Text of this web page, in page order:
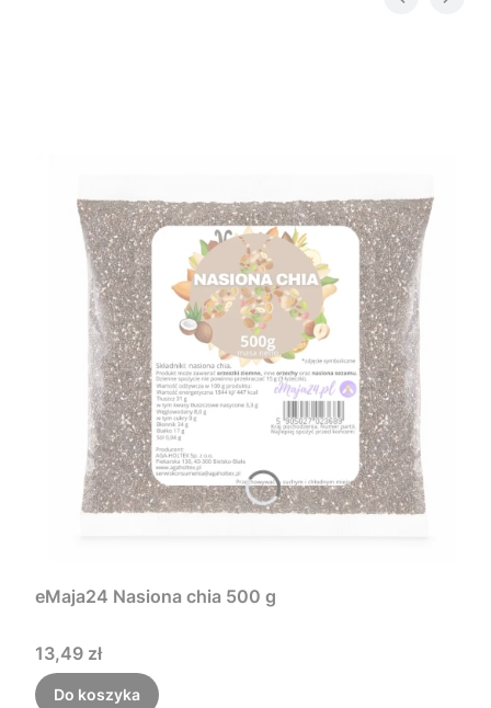
eMaja24 Nasiona chia 500 g
Cena
13,49 zł
Do koszyka